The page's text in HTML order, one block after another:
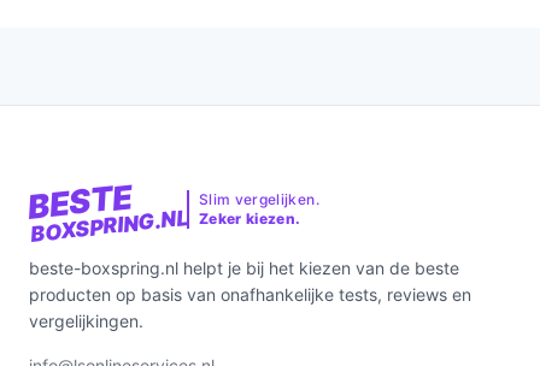
BESTE
BOXSPRING.NL
Slim vergelijken.
Zeker kiezen.
beste-boxspring.nl helpt je bij het kiezen van de beste
producten op basis van onafhankelijke tests, reviews en
vergelijkingen.